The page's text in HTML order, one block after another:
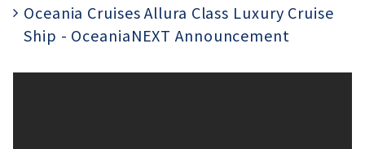
Oceania Cruises Allura Class Luxury Cruise
Ship - OceaniaNEXT Announcement